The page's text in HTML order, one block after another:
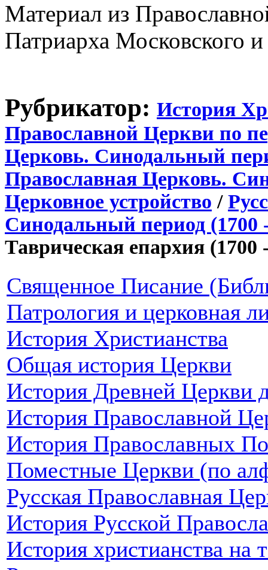
Материал из
Патриарха Московского
Рубрикатор: История
Православной Церкви по
Церковь. Синодальный
Православная Церковь.
Церковное устройство /
Синодальный период (1700
Таврическая епархия (1700
Священное Писание
Патрология и церковная
История Христианства
Общая история Церкви
История Древней Церкви
История Православной
История Православных
Поместные Церкви (по
Русская Православная
История Русской
История христианства на